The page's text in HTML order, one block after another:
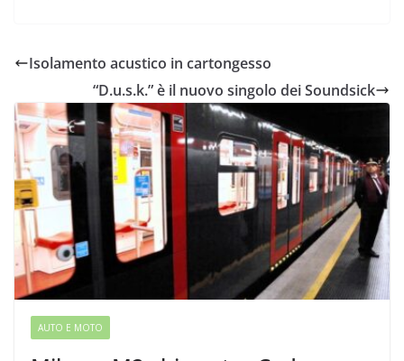
Isolamento acustico in cartongesso
“D.u.s.k.” è il nuovo singolo dei Soundsick
AUTO E MOTO